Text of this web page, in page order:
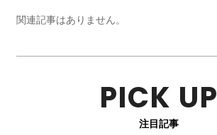
関連記事はありません。
PICK UP
注目記事